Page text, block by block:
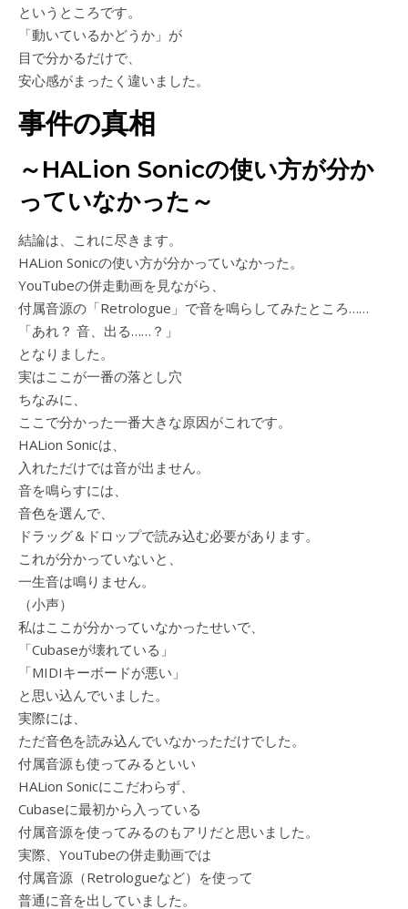
というところです。
「動いているかどうか」が
目で分かるだけで、
安心感がまったく違いました。
事件の真相
～HALion Sonicの使い方が分か
っていなかった～
結論は、これに尽きます。
HALion Sonicの使い方が分かっていなかった。
YouTubeの併走動画を見ながら、
付属音源の「Retrologue」で音を鳴らしてみたところ……
「あれ？ 音、出る……？」
となりました。
実はここが一番の落とし穴
ちなみに、
ここで分かった一番大きな原因がこれです。
HALion Sonicは、
入れただけでは音が出ません。
音を鳴らすには、
音色を選んで、
ドラッグ＆ドロップで読み込む必要があります。
これが分かっていないと、
一生音は鳴りません。
（小声）
私はここが分かっていなかったせいで、
「Cubaseが壊れている」
「MIDIキーボードが悪い」
と思い込んでいました。
実際には、
ただ音色を読み込んでいなかっただけでした。
付属音源も使ってみるといい
HALion Sonicにこだわらず、
Cubaseに最初から入っている
付属音源を使ってみるのもアリだと思いました。
実際、YouTubeの併走動画では
付属音源（Retrologueなど）を使って
普通に音を出していました。